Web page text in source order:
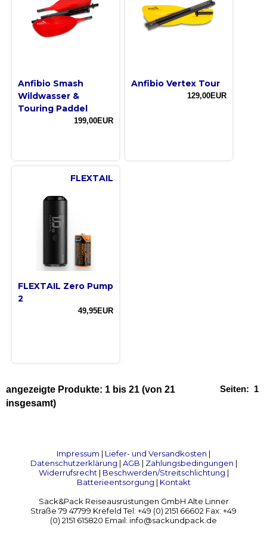
Anfibio Smash
Wildwasser &
Touring Paddel
199,00EUR
Anfibio Vertex Tour
129,00EUR
FLEXTAIL
FLEXTAIL Zero Pump
2
49,95EUR
Seiten: 1
angezeigte Produkte: 1 bis 21 (von 21
insgesamt)
Impressum | Liefer- und Versandkosten |
Datenschutzerklärung | AGB | Zahlungsbedingungen |
Widerrufsrecht| Beschwerden/Streitschlichtung |
Batterieentsorgung | Kontakt
Sack&Pack Reiseausrüstungen GmbH Alte Linner
Straße 79 47799 Krefeld Tel: +49 (0) 2151 66602 Fax: +49
(0) 2151 615820 Email: info@sackundpack.de